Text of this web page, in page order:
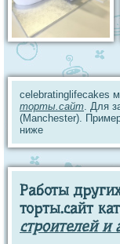
celebratinglifecakes
торты.сайт . Для
(Manchester).
ниже
Работы
торты.сайт
строителей и